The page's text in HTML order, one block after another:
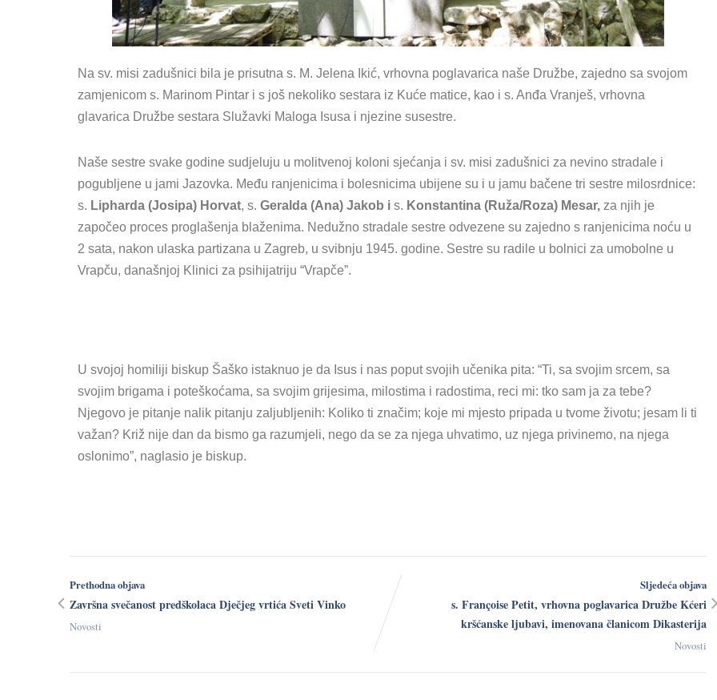
Na sv. misi zadušnici bila je prisutna s. M. Jelena Ikić, vrhovna poglavarica naše Družbe, zajedno sa svojom
zamjenicom s. Marinom Pintar i s još nekoliko sestara iz Kuće matice, kao i s. Anđa Vranješ, vrhovna
glavarica Družbe sestara Služavki Maloga Isusa i njezine susestre.
Naše sestre svake godine sudjeluju u molitvenoj koloni sjećanja i sv. misi zadušnici za nevino stradale i
pogubljene u jami Jazovka. Među ranjenicima i bolesnicima ubijene su i u jamu bačene tri sestre milosrdnice:
s. Lipharda (Josipa) Horvat, s. Geralda (Ana) Jakob i s. Konstantina (Ruža/Roza) Mesar, za njih je
započeo proces proglašenja blaženima. Nedužno stradale sestre odvezene su zajedno s ranjenicima noću u
2 sata, nakon ulaska partizana u Zagreb, u svibnju 1945. godine. Sestre su radile u bolnici za umobolne u
Vrapču, današnjoj Klinici za psihijatriju “Vrapče”.
U svojoj homiliji biskup Šaško istaknuo je da Isus i nas poput svojih učenika pita: “Ti, sa svojim srcem, sa
svojim brigama i poteškoćama, sa svojim grijesima, milostima i radostima, reci mi: tko sam ja za tebe?
Njegovo je pitanje nalik pitanju zaljubljenih: Koliko ti značim; koje mi mjesto pripada u tvome životu; jesam li ti
važan? Križ nije dan da bismo ga razumjeli, nego da se za njega uhvatimo, uz njega privinemo, na njega
oslonimo”, naglasio je biskup.
Prethodna objava
Završna svečanost predškolaca Dječjeg vrtića Sveti Vinko
Novosti
Sljedeća objava
s. Françoise Petit, vrhovna poglavarica Družbe Kćeri
kršćanske ljubavi, imenovana članicom Dikasterija
Novosti